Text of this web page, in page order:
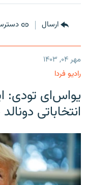
ارسال
مهر ۰۴, ۱۴۰۳
رادیو فردا
یو‌اس‌ای تودی:
انتخاباتی